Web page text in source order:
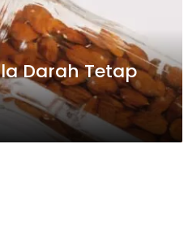
Darah Tetap